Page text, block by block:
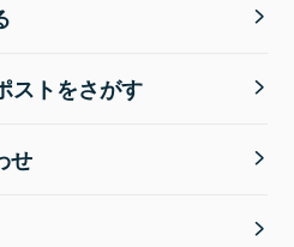
ストをさがす
せ